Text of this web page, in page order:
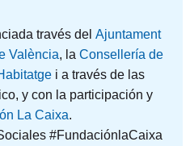
través del Ajuntament
València, la Consellería de
i a través de las
y con la participación y
La Caixa.
#FundaciónlaCaixa